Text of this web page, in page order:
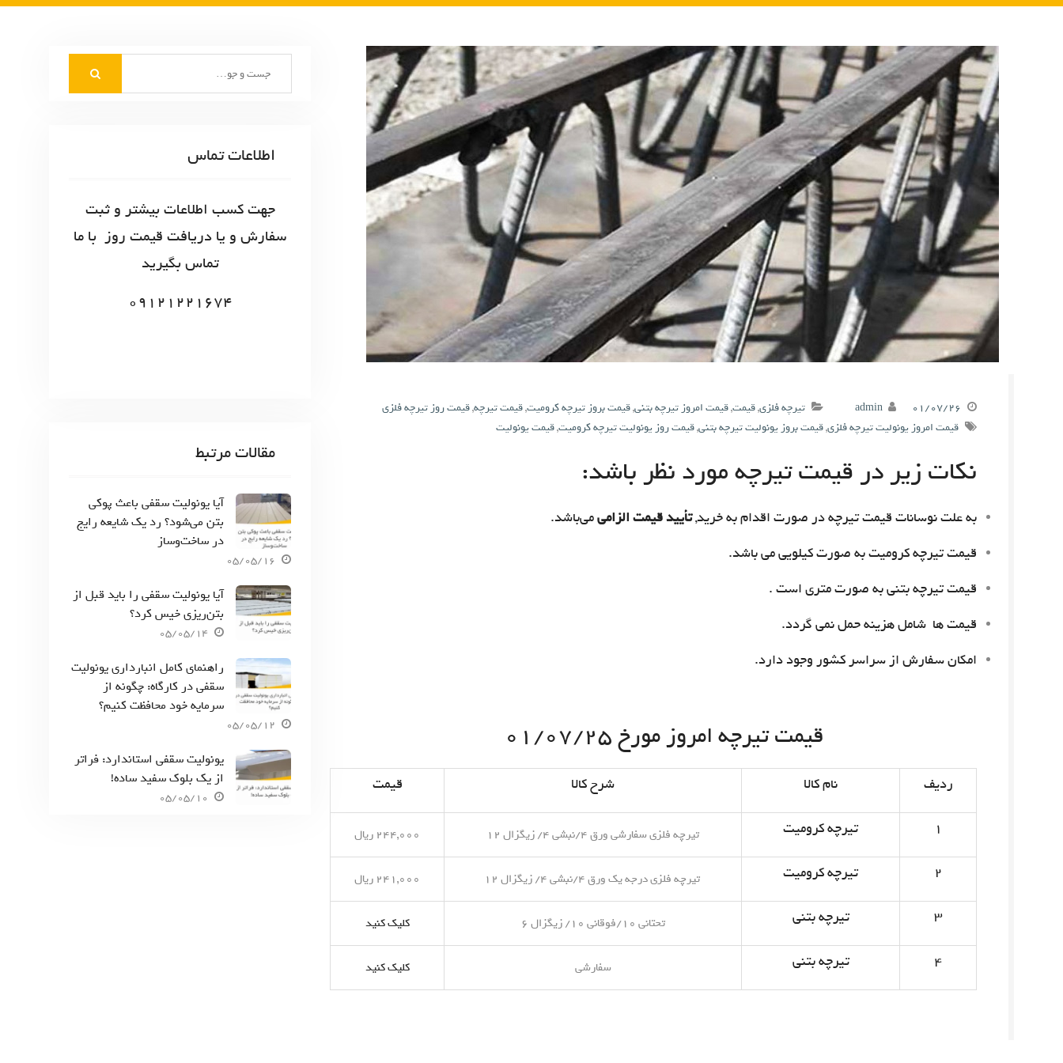
۰۱/۰۷/۲۶ admin تیرچه فلزی,قیمت,قیمت امروز تیرچه بتنی,قیمت بروز تیرچه کرومیت,قیمت تیرچه,قیمت روز تیرچه فلزی
قیمت امروز یونولیت تیرچه فلزی,قیمت بروز یونولیت تیرچه بتنی,قیمت روز یونولیت تیرچه کرومیت,قیمت یونولیت
نکات زیر در قیمت تیرچه مورد نظر باشد:
به علت نوسانات قیمت تیرچه در صورت اقدام به خرید,تأیید قیمت الزامیمی‌باشد.
قیمت تیرچه کرومیت به صورت کیلویی می باشد.
قیمت تیرچه بتنی به صورت متری است .
قیمت ها شامل هزینه حمل نمی گردد.
امکان سفارش از سراسر کشور وجود دارد.
قیمت تیرچه امروز مورخ ۰۱/۰۷/۲۵
ردیف نام کالا شرح کالا قیمت
۱ تیرچه کرومیت تیرچه فلزی سفارشی ورق ۴/نبشی ۴/ زیگزال ۱۲ ۲۴۴,۰۰۰ ریال
۲ تیرچه کرومیت تیرچه فلزی درجه یک ورق ۴/نبشی ۴/ زیگزال ۱۲ ۲۴۱,۰۰۰ ریال
۳ تیرچه بتنی تحتانی ۱۰/فوقانی ۱۰/ زیگزال ۶ کلیک کنید
۴ تیرچه بتنی سفارشی کلیک کنید
اطلاعات تماس
جهت کسب اطلاعات بیشتر و ثبت
سفارش و یا دریافت قیمت روز با ما
تماس بگیرید
09121221674
مقالات مرتبط
آیا یونولیت سقفی باعث پوکی
بتن می‌شود؟ رد یک شایعه رایج
در ساخت‌وساز
05/05/16
آیا یونولیت سقفی را باید قبل از
بتن‌ریزی خیس کرد؟
05/05/14
راهنمای کامل انبارداری یونولیت
سقفی در کارگاه: چگونه از
سرمایه خود محافظت کنیم؟
05/05/12
یونولیت سقفی استاندارد: فراتر
از یک بلوک سفید ساده!
05/05/10